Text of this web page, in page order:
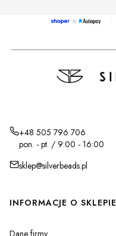
+48 505 796 706
pon. - pt. / 9:00 - 16:00
sklep@silverbeads.pl
Linki w stopce
INFORMACJE O SKLEPIE
Dane firmy